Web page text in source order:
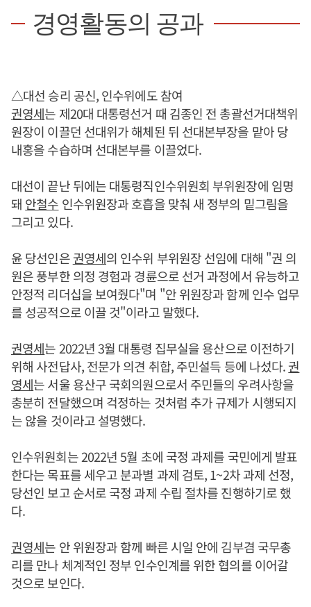
경영활동의 공과
△대선 승리 공신, 인수위에도 참여
권영세는 제20대 대통령선거 때 김종인 전 총괄선거대책위
원장이 이끌던 선대위가 해체된 뒤 선대본부장을 맡아 당
내홍을 수습하며 선대본부를 이끌었다.
대선이 끝난 뒤에는 대통령직인수위원회 부위원장에 임명
돼 안철수 인수위원장과 호흡을 맞춰 새 정부의 밑그림을
그리고 있다.
윤 당선인은권영세의 인수위 부위원장 선임에 대해 "권 의
원은 풍부한 의정 경험과 경륜으로 선거 과정에서 유능하고
안정적 리더십을 보여줬다"며 "안 위원장과 함께 인수 업무
를 성공적으로 이끌 것"이라고 말했다.
권영세는 2022년 3월 대통령 집무실을 용산으로 이전하기
위해 사전답사, 전문가 의견 취합, 주민설득 등에 나섰다.권
영세는 서울 용산구 국회의원으로서 주민들의 우려사항을
충분히 전달했으며 걱정하는 것처럼 추가 규제가 시행되지
는 않을 것이라고 설명했다.
인수위원회는 2022년 5월 초에 국정 과제를 국민에게 발표
한다는 목표를 세우고 분과별 과제 검토, 1~2차 과제 선정,
당선인 보고 순서로 국정 과제 수립 절차를 진행하기로 했
다.
권영세는 안 위원장과 함께 빠른 시일 안에 김부겸 국무총
리를 만나 체계적인 정부 인수인계를 위한 협의를 이어갈
것으로 보인다.